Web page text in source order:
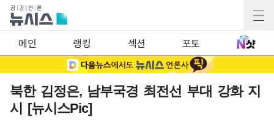
메인 랭킹 섹션 포토
북한 김정은, 남부국경 최전선 부대 강화 지
시 [뉴시스Pic]